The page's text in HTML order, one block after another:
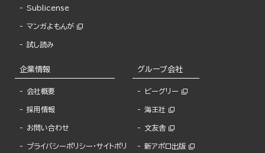
Sublicense
マンガよもんが
試し読み
企業情報
会社概要
採用情報
お問い合わせ
プライバシーポリシー・サイトポリ
グループ会社
ビーグリー
海王社
文友舎
新アポロ出版